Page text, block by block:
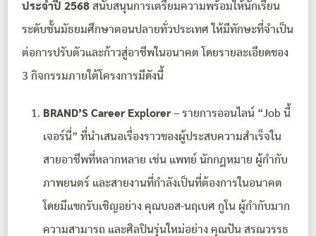
ประจำปี 2568สนับสนุนการเตรียมความพร้อมให้นักเรียน
ระดับชั้นมัธยมศึกษาตอนปลายทั่วประเทศ ให้มีทักษะที่จำเป็น
ต่อการปรับตัวและก้าวสู่อาชีพในอนาคต โดยรายละเอียดของ
3 กิจกรรมภายใต้โครงการมีดังนี้
BRAND’S Career Explorer– รายการออนไลน์ “Job นี้
เจอร์นี่” ที่นำเสนอเรื่องราวของผู้ประสบความสำเร็จใน
สายอาชีพที่หลากหลาย เช่น แพทย์ นักกฎหมาย ผู้กำกับ
ภาพยนตร์ และสายงานที่กำลังเป็นที่ต้องการในอนาคต
โดยมีแขกรับเชิญอย่าง คุณบอส-นฤเบศ กูโน ผู้กำกับมาก
ความสามารถ และศิลปินรุ่นใหม่อย่าง คุณปัน สรณวรรธ